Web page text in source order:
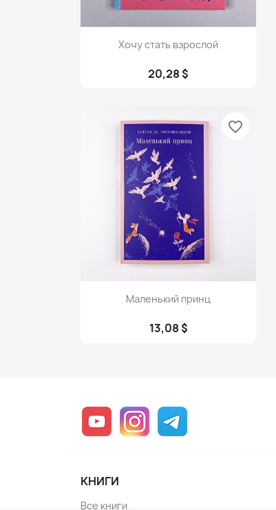
Просмотр
Хочу стать взрослой
20,28 $
Просмотр
Маленький принц
13,08 $
favorite_border
YouTube Instagram
КНИГИ
Все книги